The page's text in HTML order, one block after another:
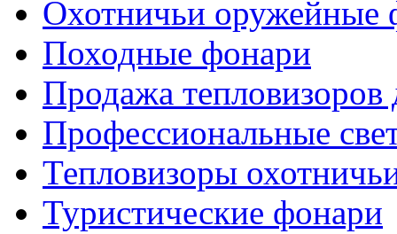
Охотничьи оружейные
Походные фонари
Продажа тепловизоров
Профессиональные
Тепловизоры
Туристические фонари